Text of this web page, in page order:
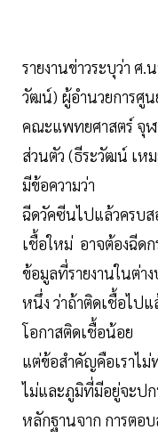
รายงานข่าวระบุว่า
วัฒน์) ผู้อำนวยการศู
คณะแพทยศาสตร์ จุฬ
ส่วนตัว (ธีระวัฒน์ เห
มีข้อความว่า
ฉีดวัคซีนไปแล้วครบส
เชื้อใหม่ อาจต้องฉีด
ข้อมูลที่รายงานในต่า
หนึ่ง ว่าถ้าติดเชื้อไป
โอกาสติดเชื้อน้อย
แต่ข้อสำคัญคือเราไม่
ไม่และภูมิที่มีอยู่จะปก
หลักฐานจาก การตอ